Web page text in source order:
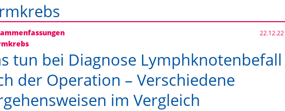
22.12.22
tun bei Diagnose Lymphknotenbefall
der Operation – Verschiedene
im Vergleich